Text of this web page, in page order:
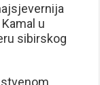
u
sibirskog